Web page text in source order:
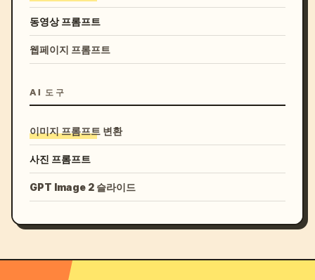
동영상 프롬프트
웹페이지 프롬프트
AI 도구
이미지 프롬프트 변환
사진 프롬프트
GPT Image 2 슬라이드